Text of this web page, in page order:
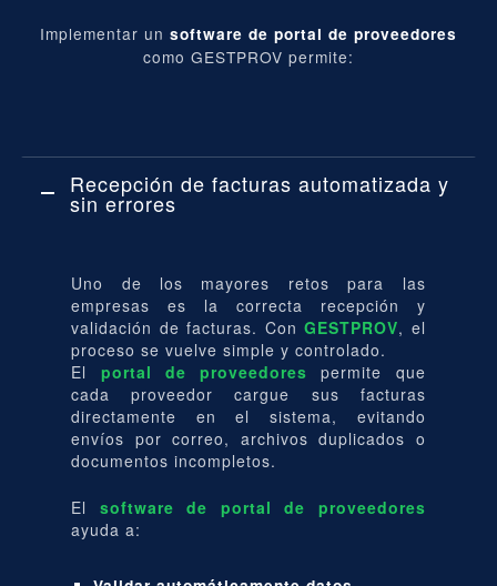
Implementar un software de portal de proveedores
como GESTPROV permite:
Recepción de facturas automatizada y
sin errores
Uno de los mayores retos para las
empresas es la correcta recepción y
validación de facturas. ConGESTPROV, el
proceso se vuelve simple y controlado.
El portal de proveedores permite que
cada proveedor cargue sus facturas
directamente en el sistema, evitando
envíos por correo, archivos duplicados o
documentos incompletos.
El software de portal de proveedores
ayuda a: